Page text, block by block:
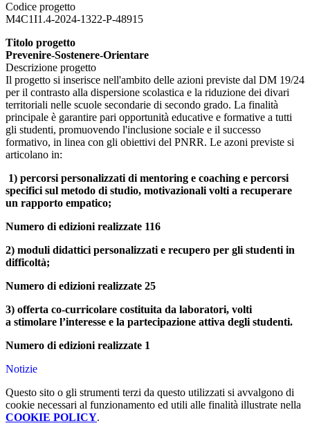
Codice progetto
M4C1I1.4-2024-1322-P-48915
Titolo progetto
Prevenire-Sostenere-Orientare
Descrizione progetto
Il progetto si inserisce nell'ambito delle azioni previste dal DM 19/24
per il contrasto alla dispersione scolastica e la riduzione dei divari
territoriali nelle scuole secondarie di secondo grado. La finalità
principale è garantire pari opportunità educative e formative a tutti
gli studenti, promuovendo l'inclusione sociale e il successo
formativo, in linea con gli obiettivi del PNRR. Le azoni previste si
articolano in:
1) percorsi personalizzati di mentoring e coaching e percorsi
specifici sul metodo di studio, motivazionali volti a recuperare
un rapporto empatico;
Numero di edizioni realizzate 116
2) moduli didattici personalizzati e recupero per gli studenti in
difficoltà;
Numero di edizioni realizzate 25
3) offerta co-curricolare costituita da laboratori, volti
a stimolare l’interesse e la partecipazione attiva degli studenti.
Numero di edizioni realizzate 1
Notizie
Questo sito o gli strumenti terzi da questo utilizzati si avvalgono di
cookie necessari al funzionamento ed utili alle finalità illustrate nella
COOKIE POLICY.